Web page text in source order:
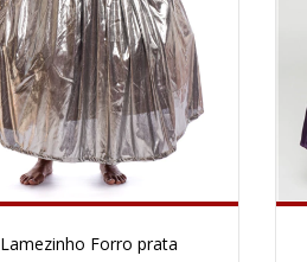
Lamezinho Forro prata